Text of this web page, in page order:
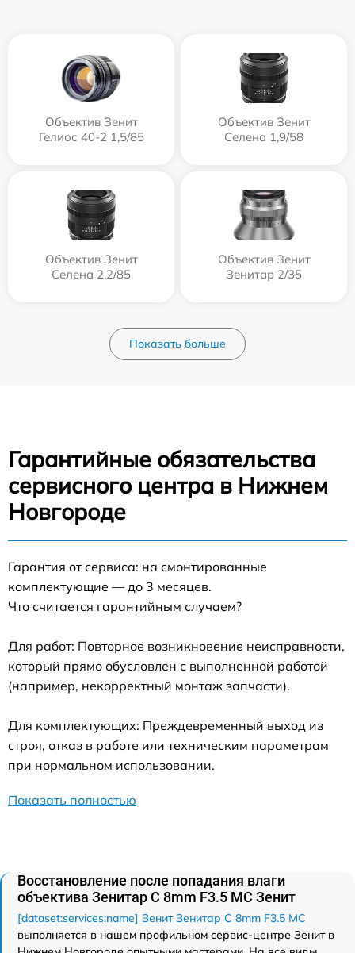
Объектив Зенит
Гелиос 40-2 1,5/85
Объектив Зенит
Селена 1,9/58
Объектив Зенит
Селена 2,2/85
Объектив Зенит
Зенитар 2/35
Показать больше
Гарантийные обязательства
сервисного центра в Нижнем
Новгороде
Гарантия от сервиса: на смонтированные
комплектующие — до 3 месяцев.
Что считается гарантийным случаем?
Для работ: Повторное возникновение неисправности,
который прямо обусловлен с выполненной работой
(например, некорректный монтаж запчасти).
Для комплектующих: Преждевременный выход из
строя, отказ в работе или техническим параметрам
при нормальном использовании.
Показать полностью
Восстановление после попадания влаги
объектива Зенитар C 8mm F3.5 МС Зенит
[dataset:services:name] Зенит Зенитар C 8mm F3.5 МС
выполняется в нашем профильном сервис-центре Зенит в